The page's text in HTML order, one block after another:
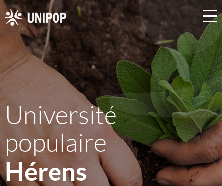
Université
populaire
Hérens